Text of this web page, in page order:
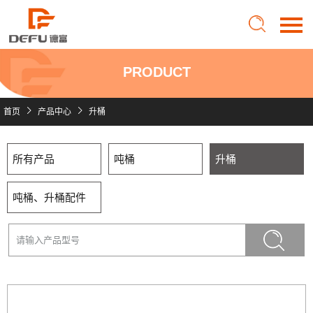
首页
关于德富
PRODUCT
首页 产品中心 升桶
所有产品 吨桶 升桶
吨桶、升桶配件